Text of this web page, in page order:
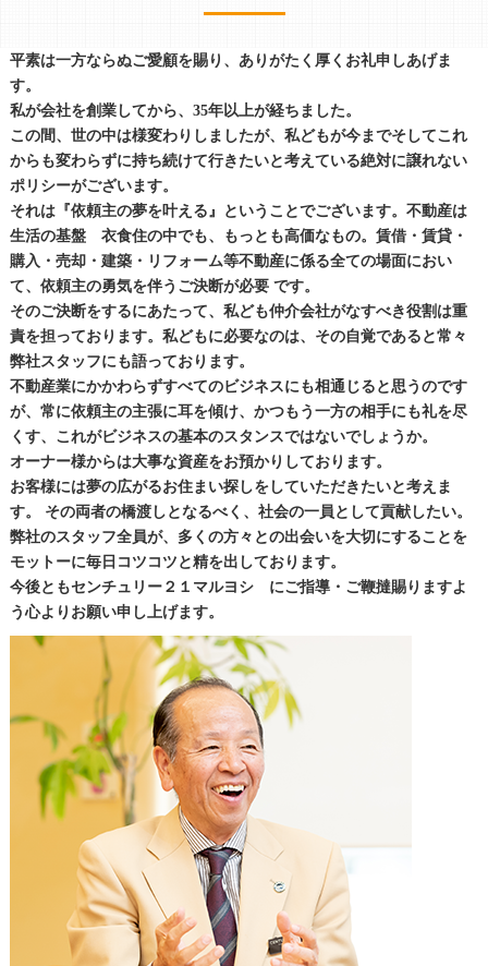
平素は一方ならぬご愛顧を賜り、ありがたく厚くお礼申しあげま
す。
私が会社を創業してから、35年以上が経ちました。
この間、世の中は様変わりしましたが、私どもが今までそしてこれ
からも変わらずに持ち続けて行きたいと考えている絶対に譲れない
ポリシーがございます。
それは『依頼主の夢を叶える』ということでございます。不動産は
生活の基盤 衣食住の中でも、もっとも高価なもの。賃借・賃貸・
購入・売却・建築・リフォーム等不動産に係る全ての場面におい
て、依頼主の勇気を伴うご決断が必要 です。
そのご決断をするにあたって、私ども仲介会社がなすべき役割は重
責を担っております。私どもに必要なのは、その自覚であると常々
弊社スタッフにも語っております。
不動産業にかかわらずすべてのビジネスにも相通じると思うのです
が、常に依頼主の主張に耳を傾け、かつもう一方の相手にも礼を尽
くす、これがビジネスの基本のスタンスではないでしょうか。
オーナー様からは大事な資産をお預かりしております。
お客様には夢の広がるお住まい探しをしていただきたいと考えま
す。 その両者の橋渡しとなるべく、社会の一員として貢献したい。
弊社のスタッフ全員が、多くの方々との出会いを大切にすることを
モットーに毎日コツコツと精を出しております。
今後ともセンチュリー２１マルヨシ にご指導・ご鞭撻賜りますよ
う心よりお願い申し上げます。